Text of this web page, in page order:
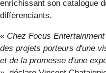
enrichissant son catalogue
différenciants.
« Chez Focus
des projets porteurs d'une
et de la promesse d'une